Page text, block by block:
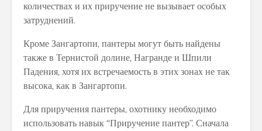
количествах и их приручение не вызывает особых
затруднений.
Кроме Зангартопи, пантеры могут быть найдены
также в Тернистой долине, Награнде и Шпили
Падения, хотя их встречаемость в этих зонах не так
высока, как в Зангартопи.
Для приручения пантеры, охотнику необходимо
использовать навык “Приручение пантер”. Сначала